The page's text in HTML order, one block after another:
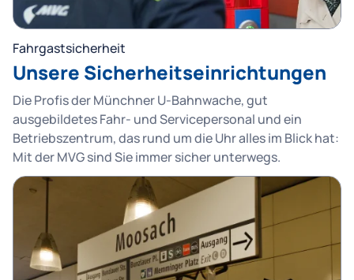
Fahrgastsicherheit
Unsere Sicherheitseinrichtungen
Die Profis der Münchner U-Bahnwache, gut
ausgebildetes Fahr- und Servicepersonal und ein
Betriebszentrum, das rund um die Uhr alles im Blick hat:
Mit der MVG sind Sie immer sicher unterwegs.